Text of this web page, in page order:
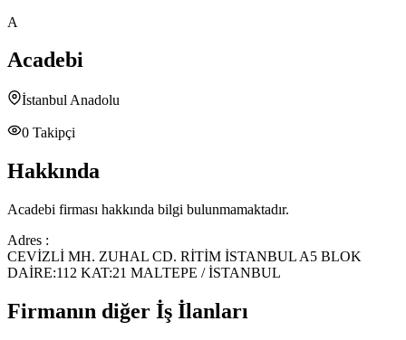
A
Acadebi
İstanbul Anadolu
0 Takipçi
Hakkında
Acadebi firması hakkında bilgi bulunmamaktadır.
Adres :
CEVİZLİ MH. ZUHAL CD. RİTİM İSTANBUL A5 BLOK
DAİRE:112 KAT:21 MALTEPE / İSTANBUL
Firmanın diğer İş İlanları